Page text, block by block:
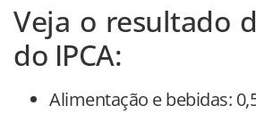
Veja o resultado
do IPCA:
Alimentação e bebidas: